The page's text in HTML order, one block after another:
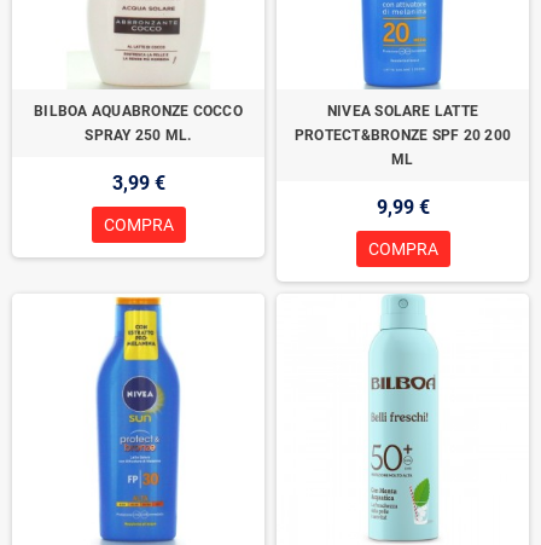
BILBOA AQUABRONZE COCCO
SPRAY 250 ML.
3,99 €
COMPRA
NIVEA SOLARE LATTE
PROTECT&BRONZE SPF 20 200
ML
9,99 €
COMPRA